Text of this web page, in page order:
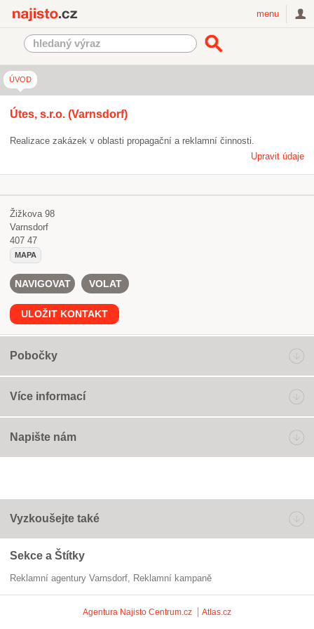
menu
ÚVOD
Útes, s.r.o. (Varnsdorf)
Realizace zakázek v oblasti propagační a reklamní činnosti.
Upravit údaje
Žižkova 98
Varnsdorf
407 47
MAPA
NAVIGOVAT VOLAT
ULOŽIT KONTAKT
Pobočky
Více informací
Napište nám
Vyzkoušejte také
Sekce a Štítky
Reklamní agentury Varnsdorf reklamní kampaně
Agentura Najisto Centrum.cz Atlas.cz